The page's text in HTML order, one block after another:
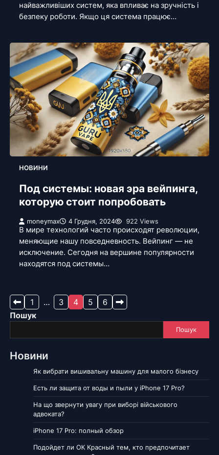
найважливіших систем, яка впливає на зручність і
безпеку роботи. Якщо ця система працює…
НОВИНИ
Под системы: новая эра вейпинга,
которую стоит попробовать
moneymax 4 Грудня, 2024 922 Views
В мире технологий часто происходят революции,
меняющие нашу повседневность. Вейпинг — не
исключение. Сегодня на вершине популярности
находятся под системы…
Навігація
записів
1 … 3 4 5
6
Пошук
Пошук
Новини
Як вибрати вишивальну машину для малого бізнесу
Есть ли защита от воды и пыли у iPhone 17 Pro?
На що звернути увагу при виборі військового
адвоката?
iPhone 17 Pro: полный обзор
Подойдет ли ОК Красный тем, кто предпочитает